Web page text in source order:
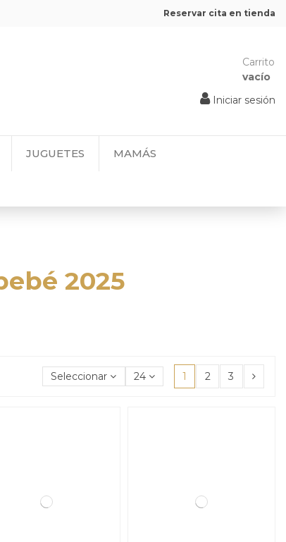
Reservar cita en tienda
Carrito
vacío
Iniciar sesión
JUGUETES MAMÁS
2025
Seleccionar 24 1 2 3